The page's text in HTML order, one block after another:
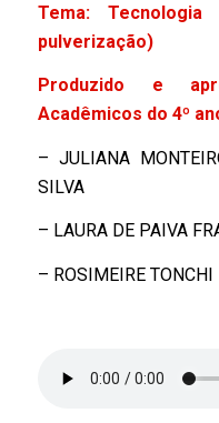
Tema:
pulverização)
Produzido e
Acadêmicos do 4º
– JULIANA
SILVA
– LAURA DE PAIVA
– ROSIMEIRE TONCHI